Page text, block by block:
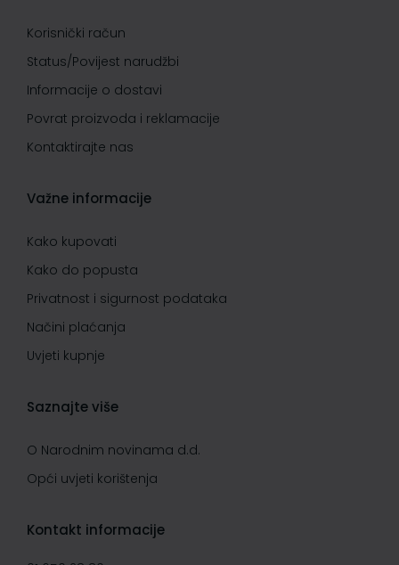
Korisnički račun
Status/Povijest narudžbi
Informacije o dostavi
Povrat proizvoda i reklamacije
Kontaktirajte nas
Važne informacije
Kako kupovati
Kako do popusta
Privatnost i sigurnost podataka
Načini plaćanja
Uvjeti kupnje
Saznajte više
O Narodnim novinama d.d.
Opći uvjeti korištenja
Kontakt informacije